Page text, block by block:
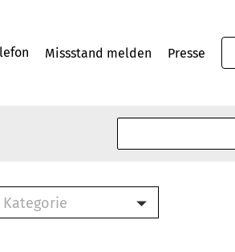
Missstand melden Presse
Kategorie